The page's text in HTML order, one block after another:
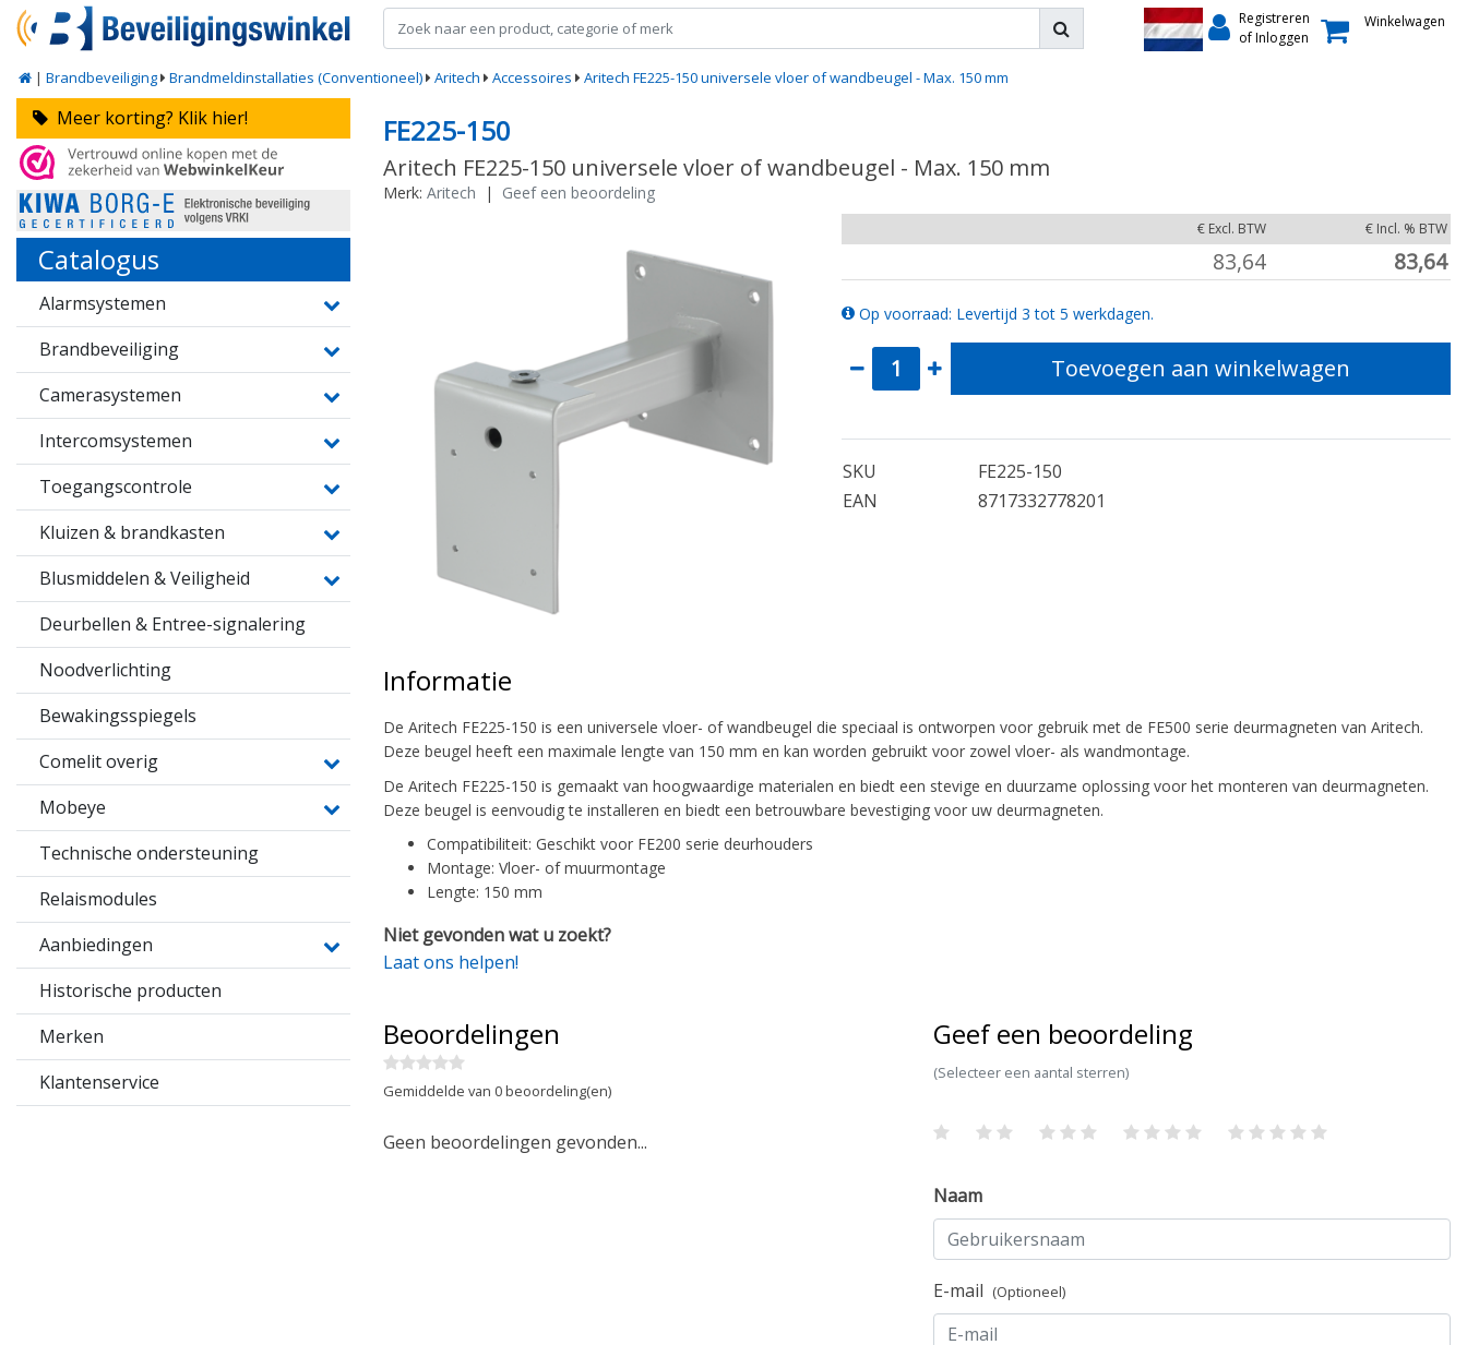
Registreren
of Inloggen
Winkelwagen
| Brandbeveiliging Brandmeldinstallaties (Conventioneel) Aritech Accessoires Aritech FE225-150 universele vloer of wandbeugel - Max. 150 mm
Meer korting? Klik hier!
Catalogus
Alarmsystemen
Brandbeveiliging
Camerasystemen
Intercomsystemen
Toegangscontrole
Kluizen & brandkasten
Blusmiddelen & Veiligheid
Deurbellen & Entree-signalering
Noodverlichting
Bewakingsspiegels
Comelit overig
Mobeye
Technische ondersteuning
Relaismodules
Aanbiedingen
Historische producten
Merken
Klantenservice
FE225-150
Aritech FE225-150 universele vloer of wandbeugel - Max. 150 mm
Merk: Aritech | Geef een beoordeling
€ Excl. BTW € Incl. % BTW
83,64 83,64
Op voorraad: Levertijd 3 tot 5 werkdagen.
Toevoegen aan winkelwagen
SKU
FE225-150
EAN
8717332778201
Informatie
De Aritech FE225-150 is een universele vloer- of wandbeugel die speciaal is ontworpen voor gebruik met de FE500 serie deurmagneten van Aritech.
Deze beugel heeft een maximale lengte van 150 mm en kan worden gebruikt voor zowel vloer- als wandmontage.
De Aritech FE225-150 is gemaakt van hoogwaardige materialen en biedt een stevige en duurzame oplossing voor het monteren van deurmagneten.
Deze beugel is eenvoudig te installeren en biedt een betrouwbare bevestiging voor uw deurmagneten.
Compatibiliteit: Geschikt voor FE200 serie deurhouders
Montage: Vloer- of muurmontage
Lengte: 150 mm
Niet gevonden wat u zoekt?
Laat ons helpen!
Beoordelingen
Gemiddelde van 0 beoordeling(en)
Geen beoordelingen gevonden...
Geef een beoordeling
(Selecteer een aantal sterren)
Naam
E-mail (Optioneel)